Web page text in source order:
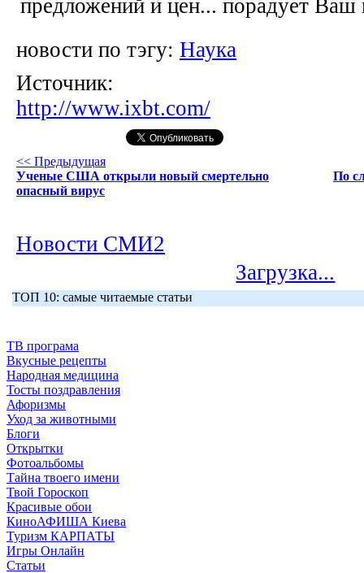
предложений и цен... порадует Ваш
новости по тэгу: Наука
Источник:
http://www.ixbt.com/
<< Предыдущая
Ученые США открыли новый смертельно
опасный вирус
По
Новости СМИ2
Загрузка...
ТОП 10: самые читаемые статьи
ТВ програма
Вкусные рецепты
Народная медицина
Тосты поздравления
Афоризмы
Уход за животными
Блоги
Открытки
Фотоальбомы
Тайна твоего имени
Твой Гороскоп
Красивые обои
КиноАФИША Киева
Туризм КАРПАТЫ
Игры Онлайн
Статьи